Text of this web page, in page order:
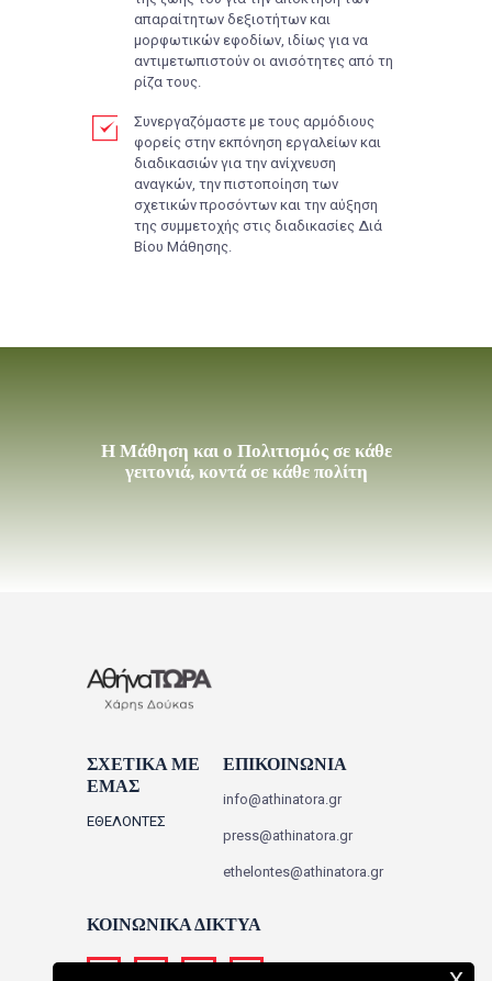
απαραίτητων δεξιοτήτων και
μορφωτικών εφοδίων, ιδίως για να
αντιμετωπιστούν οι ανισότητες από τη
ρίζα τους.
Συνεργαζόμαστε με τους αρμόδιους
φορείς στην εκπόνηση εργαλείων και
διαδικασιών για την ανίχνευση
αναγκών, την πιστοποίηση των
σχετικών προσόντων και την αύξηση
της συμμετοχής στις διαδικασίες Διά
Βίου Μάθησης.
Η Μάθηση και ο Πολιτισμός σε κάθε
γειτονιά, κοντά σε κάθε πολίτη
ΣΧΕΤΙΚΑ ΜΕ
ΕΜΑΣ
ΕΘΕΛΟΝΤΕΣ
ΕΠΙΚΟΙΝΩΝΙΑ
info@athinatora.gr
press@athinatora.gr
ethelontes@athinatora.gr
ΚΟΙΝΩΝΙΚΑ ΔΙΚΤΥΑ